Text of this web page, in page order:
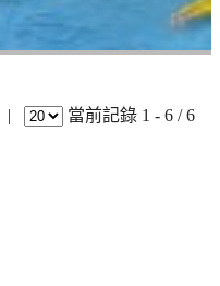
| 當前記錄 1 - 6 / 6